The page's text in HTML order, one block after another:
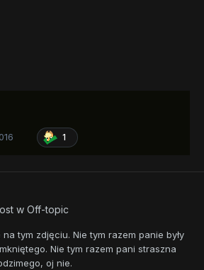
1
w Off-topic
na tym zdjęciu. Nie tym razem panie były
Nie tym razem pani straszna
oj nie.